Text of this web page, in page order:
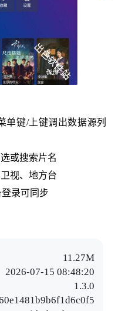
单键/上键调出数据源列
或搜索片名
视、地方台
录可同步
11.27M
2026-07-15 08:48:20
1.3.0